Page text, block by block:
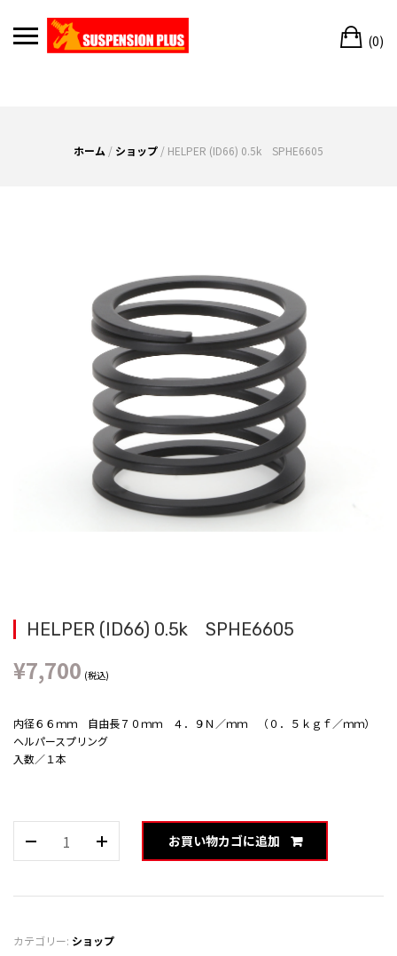
content
(0)
ホーム / ショップ / HELPER (ID66) 0.5k SPHE6605
HELPER (ID66) 0.5k SPHE6605
¥7,700 (税込)
内径６６ｍｍ 自由長７０ｍｍ ４．９Ｎ／ｍｍ （０．５ｋｇｆ／ｍｍ）
ヘルパースプリング
入数／１本
(ID66)
0.5k
個
お買い物カゴに追加
カテゴリー: ショップ